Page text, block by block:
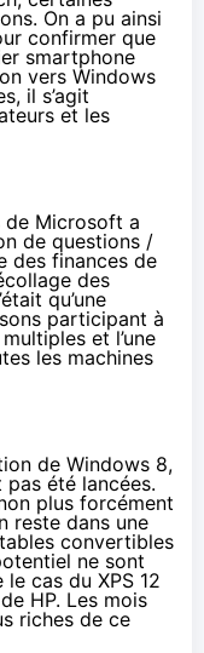
On a pu ainsi
confirmer que
smartphone
vers Windows
il s’agit
et les
de Microsoft a
de questions /
des finances de
des
qu’une
participant à
et l’une
les machines
de Windows 8,
pas été lancées.
plus forcément
reste dans une
convertibles
ne sont
cas du XPS 12
HP. Les mois
riches de ce